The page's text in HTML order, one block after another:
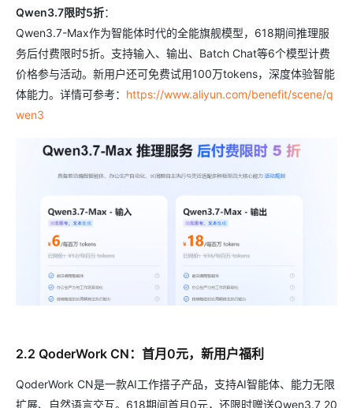
Qwen3.7限时5折：
Qwen3.7-Max作为智能体时代的全能旗舰模型，618期间推理服
务后付费限时5折。支持输入、输出、Batch Chat等6个模型计费
价格参与活动。新用户还可免费试用100万tokens，深度体验智能
体能力。详情可参考： https://www.aliyun.com/benefit/scene/q
wen3
2.2 QoderWork CN：首月0元，新用户福利
QoderWork CN是一款AI工作搭子产品，支持AI智能体、能力无限
扩展、自然语言交互。618期间首月0元，还限时赠送Qwen3.7 20